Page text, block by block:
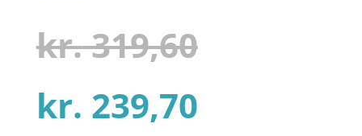
baseret
på
kundebed
kr.319,60
kr. 239,70Den